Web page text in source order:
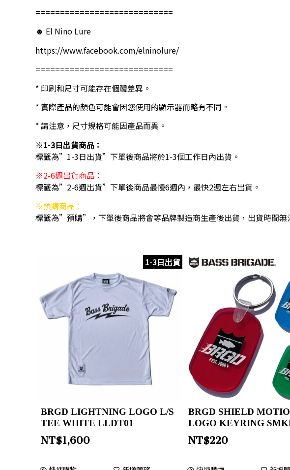
============================
☻ El Nino Lure
https://www.facebook.com/elninolure/
============================
* 印刷和尺寸可能存在個體差異。
* 實際產品的顏色可能會因您使用的顯示器而略有不同。
* 請注意，尺寸規格可能因產品而異。
※1-3日出貨商品：
標籤為”1-3日出貨”下單後商品將於1-3個工作日內出貨。
※2-6週出貨商品：
標籤為”2-6週出貨”下單後商品最慢6週內，最快2週左右出貨。
※預購商品：
標籤為”預購”，下單後商品將會等品牌製造商生產後出貨，出貨時間無
1-3日出貨
BRGD LIGHTNING LOGO L/S
TEE WHITE LLDT01
NT$1,600
BRGD SHIELD
LOGO KEYRING
NT$220